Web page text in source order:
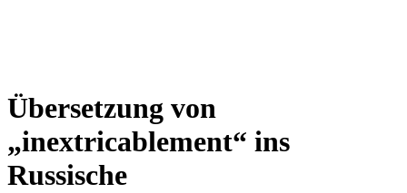
Übersetzung von
„inextricablement“ ins
Russische